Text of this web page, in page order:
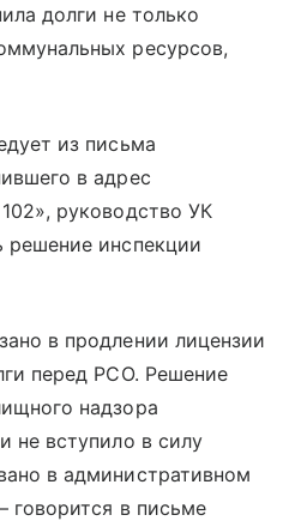
долги не только
ресурсов,
из письма
в адрес
руководство УК
решение инспекции
в продлении лицензии
перед РСО. Решение
надзора
не вступило в силу
в административном
говорится в письме